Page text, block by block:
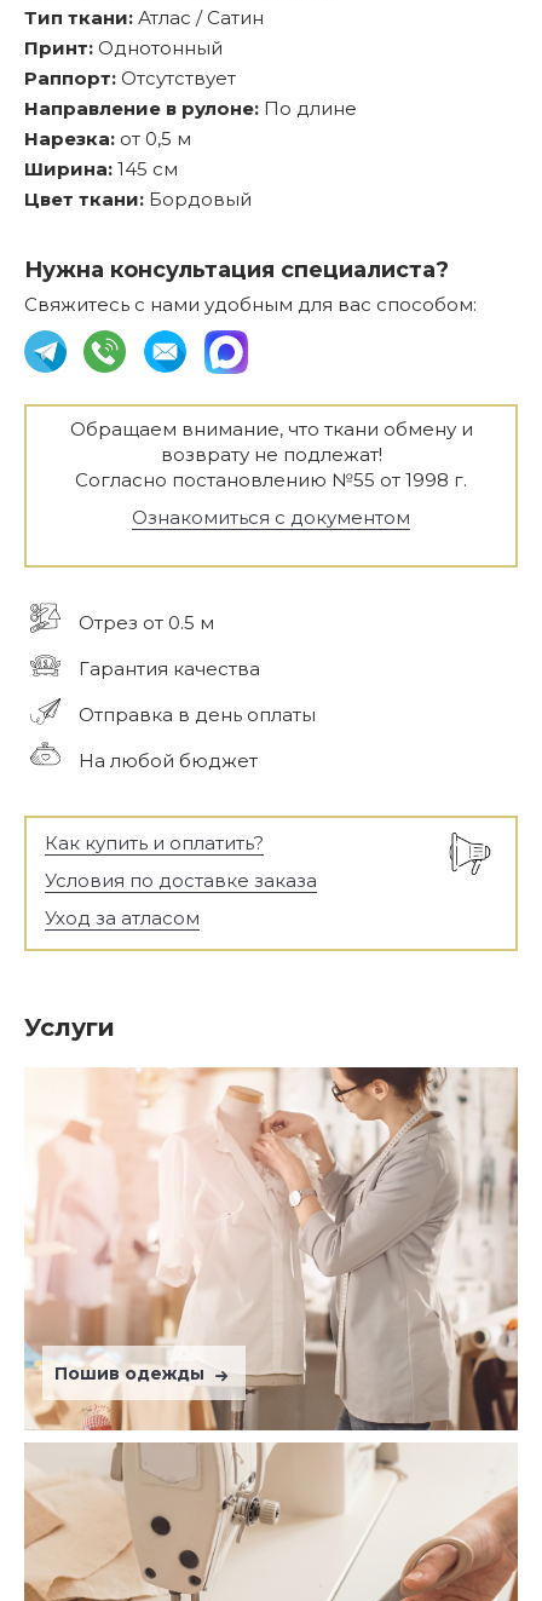
Тип ткани: Атлас / Сатин
Принт: Однотонный
Раппорт: Отсутствует
Направление в рулоне: По длине
Нарезка: от 0,5 м
Ширина: 145 см
Цвет ткани: Бордовый
Нужна консультация специалиста?
Свяжитесь с нами удобным для вас способом:
Обращаем внимание, что ткани обмену и
возврату не подлежат!
Согласно постановлению №55 от 1998 г.
Ознакомиться с документом
Отрез от 0.5 м
Гарантия качества
Отправка в день оплаты
На любой бюджет
Как купить и оплатить?
Условия по доставке заказа
Уход за атласом
Услуги
Пошив одежды